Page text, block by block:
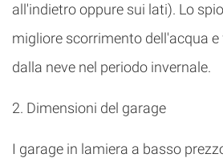
all'indietro oppure sui lati). Lo
migliore scorrimento dell'acqua
dalla neve nel periodo invernale.
2. Dimensioni del garage
I garage in lamiera a basso